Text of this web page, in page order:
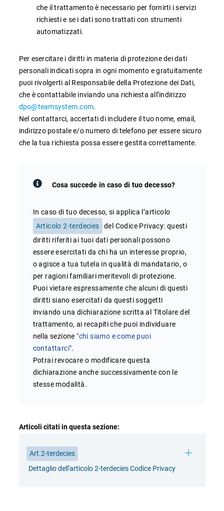
che il trattamento è necessario per fornirti i servizi
richiesti e se i dati sono trattati con strumenti
automatizzati.
Per esercitare i diritti in materia di protezione dei dati
personali indicati sopra in ogni momento e gratuitamente
puoi rivolgerti al Responsabile della Protezione dei Dati,
che è contattabile inviando una richiesta all’indirizzo
dpo@teamsystem.com.
Nel contattarci, accertati di includere il tuo nome, email,
indirizzo postale e/o numero di telefono per essere sicuro
che la tua richiesta possa essere gestita correttamente.
Cosa succede in caso di tuo decesso?
In caso di tuo decesso, si applica l’articolo
Articolo 2-terdecies
del Codice Privacy: questi
diritti riferiti ai tuoi dati personali possono
essere esercitati da chi ha un interesse proprio,
o agisce a tua tutela in qualità di mandatario, o
per ragioni familiari meritevoli di protezione.
Puoi vietare espressamente che alcuni di questi
diritti siano esercitati da questi soggetti
inviando una dichiarazione scritta al Titolare del
trattamento, ai recapiti che puoi individuare
nella sezione "chi siamo e come puoi
contattarci".
Potrai revocare o modificare questa
dichiarazione anche successivamente con le
stesse modalità.
Articoli citati in questa sezione:
Art.2-terdecies
Dettaglio dell'articolo 2-terdecies Codice Privacy